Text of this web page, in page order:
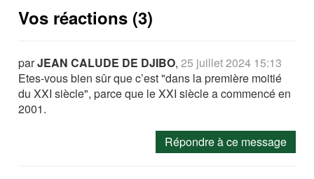
Vos réactions (3)
parJEAN CALUDE DE DJIBO,25 juillet 2024 15:13
Etes-vous bien sûr que c’est "dans la première moitié
du XXI siècle", parce que le XXI siècle a commencé en
2001.
Répondre à ce message